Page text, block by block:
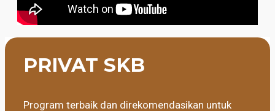
PRIVAT SKB
Program terbaik dan direkomendasikan untuk